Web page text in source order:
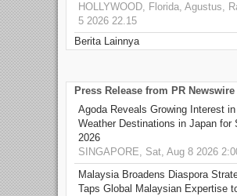
HOLLYWOOD, Florida, Agustus,
5 2026 22.15
Berita Lainnya
Press Release from PR Newswire
Agoda Reveals Growing Interest
Weather Destinations in Japan for
2026
SINGAPORE, Sat, Aug 8 2026
Malaysia Broadens Diaspora
Taps Global Malaysian Expertise